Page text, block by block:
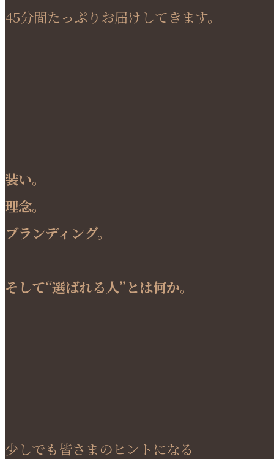
45分間たっぷりお届けしてきます。
装い。
理念。
ブランディング。
そして“選ばれる人”とは何か。
少しでも皆さまのヒントになる